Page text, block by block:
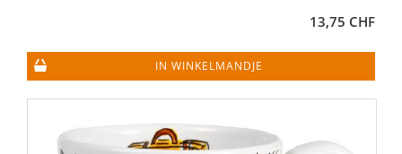
13,75 CHF
IN WINKELMANDJE